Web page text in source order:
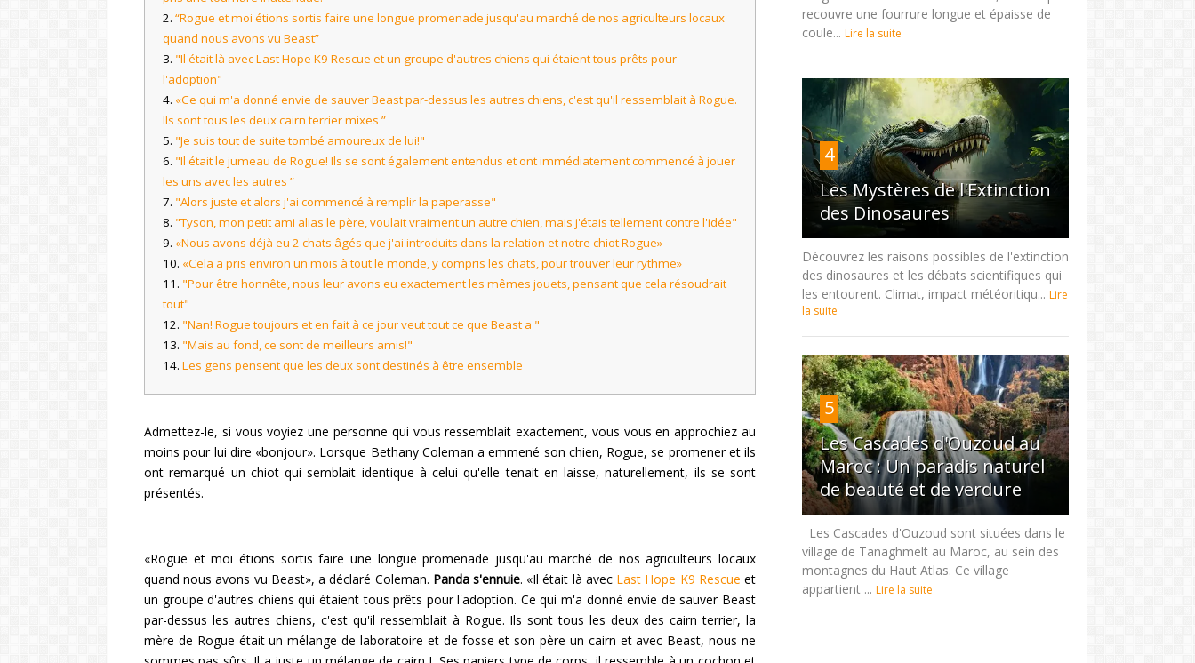
“Rogue et moi étions sortis faire une longue promenade jusqu'au marché de nos agriculteurs locaux
quand nous avons vu Beast”
"Il était là avec Last Hope K9 Rescue et un groupe d'autres chiens qui étaient tous prêts pour
l'adoption"
«Ce qui m'a donné envie de sauver Beast par-dessus les autres chiens, c'est qu'il ressemblait à Rogue.
Ils sont tous les deux cairn terrier mixes ”
"Je suis tout de suite tombé amoureux de lui!"
"Il était le jumeau de Rogue! Ils se sont également entendus et ont immédiatement commencé à jouer
les uns avec les autres ”
"Alors juste et alors j'ai commencé à remplir la paperasse"
"Tyson, mon petit ami alias le père, voulait vraiment un autre chien, mais j'étais tellement contre l'idée"
«Nous avons déjà eu 2 chats âgés que j'ai introduits dans la relation et notre chiot Rogue»
«Cela a pris environ un mois à tout le monde, y compris les chats, pour trouver leur rythme»
"Pour être honnête, nous leur avons eu exactement les mêmes jouets, pensant que cela résoudrait
tout"
"Nan! Rogue toujours et en fait à ce jour veut tout ce que Beast a "
"Mais au fond, ce sont de meilleurs amis!"
Les gens pensent que les deux sont destinés à être ensemble
Admettez-le, si vous voyiez une personne qui vous ressemblait exactement, vous vous en approchiez au
moins pour lui dire «bonjour». Lorsque Bethany Coleman a emmené son chien, Rogue, se promener et ils
ont remarqué un chiot qui semblait identique à celui qu'elle tenait en laisse, naturellement, ils se sont
présentés.
«Rogue et moi étions sortis faire une longue promenade jusqu'au marché de nos agriculteurs locaux
quand nous avons vu Beast», a déclaré Coleman. Panda s'ennuie. «Il était là avec Last Hope K9 Rescue et
un groupe d'autres chiens qui étaient tous prêts pour l'adoption. Ce qui m'a donné envie de sauver Beast
par-dessus les autres chiens, c'est qu'il ressemblait à Rogue. Ils sont tous les deux des cairn terrier, la
mère de Rogue était un mélange de laboratoire et de fosse et son père un cairn et avec Beast, nous ne
recouvre une fourrure longue et épaisse de
coule... Lire la suite
4
Les Mystères de l'Extinction
des Dinosaures
Découvrez les raisons possibles de l'extinction
des dinosaures et les débats scientifiques qui
les entourent. Climat, impact météoritiqu... Lire
la suite
5
Les Cascades d'Ouzoud au
Maroc : Un paradis naturel
de beauté et de verdure
Les Cascades d'Ouzoud sont situées dans le
village de Tanaghmelt au Maroc, au sein des
montagnes du Haut Atlas. Ce village
appartient ... Lire la suite